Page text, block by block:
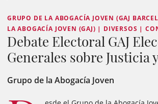
GRUPO DE LA ABOGACÍA JOVEN (GAJ
LA ABOGACÍA JOVEN (GAJ) | DIVERSOS |
Debate Electoral GAJ
Generales sobre Justicia
Grupo de la Abogacía Joven